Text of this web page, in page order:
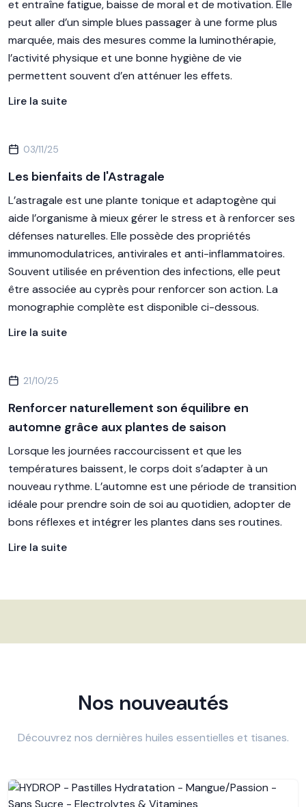
et entraîne fatigue, baisse de moral et de motivation. Elle
peut aller d’un simple blues passager à une forme plus
marquée, mais des mesures comme la luminothérapie,
l’activité physique et une bonne hygiène de vie
permettent souvent d’en atténuer les effets.
Lire la suite
03/11/25
Les bienfaits de l'Astragale
L’astragale est une plante tonique et adaptogène qui
aide l’organisme à mieux gérer le stress et à renforcer ses
défenses naturelles. Elle possède des propriétés
immunomodulatrices, antivirales et anti-inflammatoires.
Souvent utilisée en prévention des infections, elle peut
être associée au cyprès pour renforcer son action. La
monographie complète est disponible ci-dessous.
Lire la suite
21/10/25
Renforcer naturellement son équilibre en
automne grâce aux plantes de saison
Lorsque les journées raccourcissent et que les
températures baissent, le corps doit s’adapter à un
nouveau rythme. L’automne est une période de transition
idéale pour prendre soin de soi au quotidien, adopter de
bons réflexes et intégrer les plantes dans ses routines.
Lire la suite
Nos nouveautés
Découvrez nos dernières huiles essentielles et tisanes.